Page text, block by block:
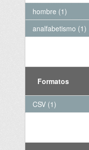
hombre (1)
analfabetismo (1)
Formatos
CSV (1)